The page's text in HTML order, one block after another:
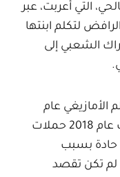
التي أعربت، عبر
لتكلم ابنتها
الشعبي إلى
الأمازيغي عام
2019، كانت نعيمة صالحي قد واجهت عام 2018 حملات
بسبب
لم تكن تقصد